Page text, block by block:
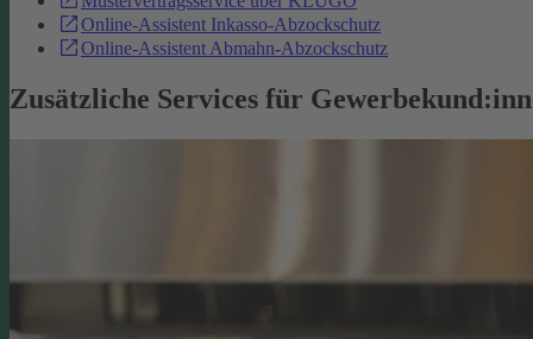
Online-Assistent Inkasso-Abzockschutz
Online-Assistent Abmahn-Abzockschutz
Zusätzliche Services für